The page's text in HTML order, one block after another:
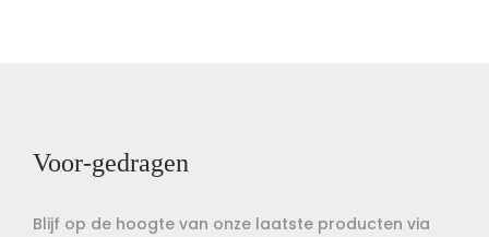
Voor-gedragen
Blijf op de hoogte van onze laatste producten via